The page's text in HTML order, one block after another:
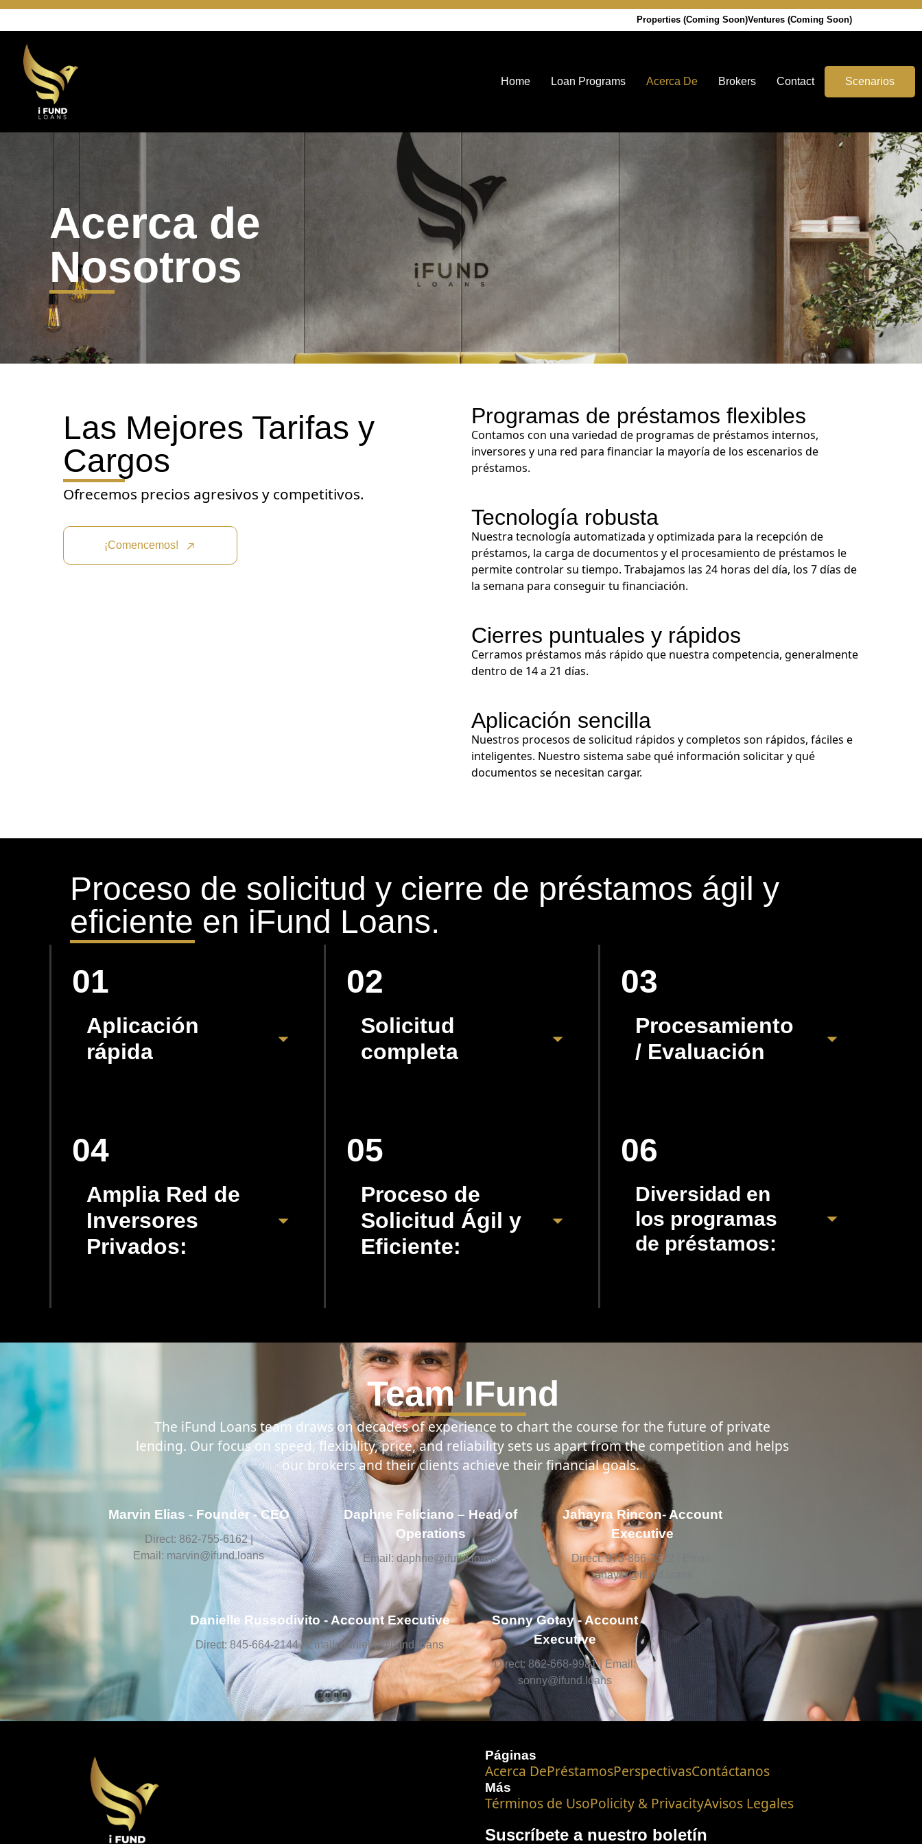
Ventures (Coming Soon)
Properties (Coming Soon)
Home Loan Programs Acerca De Brokers Contact Scenarios
Acerca de
Nosotros
Las Mejores Tarifas y
Cargos
Ofrecemos precios agresivos y competitivos.
¡Comencemos!
Programas de préstamos flexibles
Contamos con una variedad de programas de préstamos internos,
inversores y una red para financiar la mayoría de los escenarios de
préstamos.
Tecnología robusta
Nuestra tecnología automatizada y optimizada para la recepción de
préstamos, la carga de documentos y el procesamiento de préstamos le
permite controlar su tiempo. Trabajamos las 24 horas del día, los 7 días de
la semana para conseguir tu financiación.
Cierres puntuales y rápidos
Cerramos préstamos más rápido que nuestra competencia, generalmente
dentro de 14 a 21 días.
Aplicación sencilla
Nuestros procesos de solicitud rápidos y completos son rápidos, fáciles e
inteligentes. Nuestro sistema sabe qué información solicitar y qué
documentos se necesitan cargar.
Proceso de solicitud y cierre de préstamos ágil y
eficiente en iFund Loans.
01
Aplicación
rápida
02
Solicitud
completa
03
Procesamiento
/ Evaluación
04
Amplia Red de
Inversores
Privados:
05
Proceso de
Solicitud Ágil y
Eficiente:
06
Diversidad en
los programas
de préstamos:
Team IFund
The iFund Loans team draws on decades of experience to chart the course for the future of private
lending. Our focus on speed, flexibility, price, and reliability sets us apart from the competition and helps
our brokers and their clients achieve their financial goals.
Marvin Elias - Founder - CEO
Direct: 862-755-6162 |
Email: marvin@ifund.loans
Daphne Feliciano – Head of
Operations
Email: daphne@ifund.loans
Jahayra Rincon- Account
Executive
Direct: 973-866-7322 | Email:
jahayra@ifund.loans
Danielle Russodivito - Account Executive
Direct: 845-664-2144 | Email: danielle@ifund.loans
Sonny Gotay - Account
Executive
Direct: 862-668-9981 | Email:
sonny@ifund.loans
Páginas
Acerca DePréstamosPerspectivasContáctanos
Más
Términos de UsoPolicity & PrivacityAvisos Legales
Suscríbete a nuestro boletín